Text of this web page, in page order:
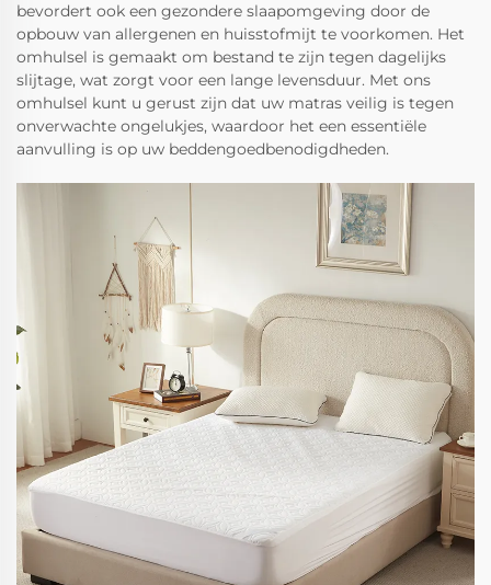
bevordert ook een gezondere slaapomgeving door de
opbouw van allergenen en huisstofmijt te voorkomen. Het
omhulsel is gemaakt om bestand te zijn tegen dagelijks
slijtage, wat zorgt voor een lange levensduur. Met ons
omhulsel kunt u gerust zijn dat uw matras veilig is tegen
onverwachte ongelukjes, waardoor het een essentiële
aanvulling is op uw beddengoedbenodigdheden.